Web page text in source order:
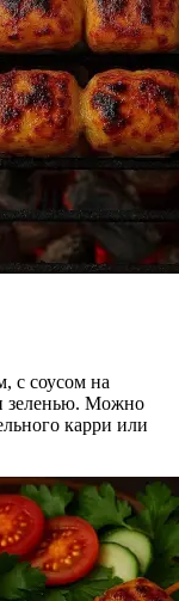
с соусом на
зеленью. Можно
карри или